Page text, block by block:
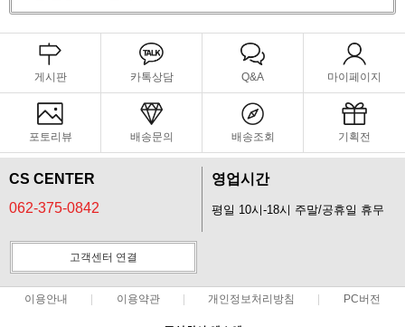
게시판 카톡상담 Q&A 마이페이지
포토리뷰 배송문의 배송조회 기획전
CS CENTER
062-375-0842
영업시간
평일 10시-18시 주말/공휴일 휴무
고객센터 연결
이용안내 이용약관 개인정보처리방침 PC버전